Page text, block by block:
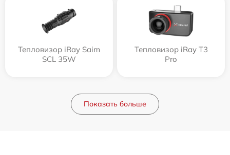
Тепловизор iRay Saim
SCL 35W
Тепловизор iRay T3
Pro
Показать больше